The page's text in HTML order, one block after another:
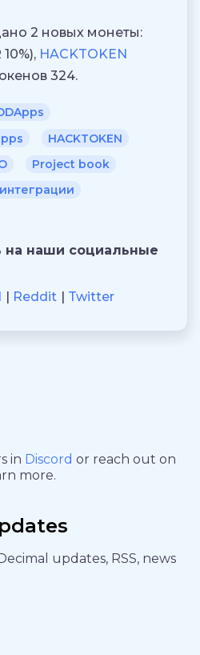
2 новых монеты:
10%), HACKTOKEN
324.
HACKTOKEN
Project book
интеграции
на наши социальные
Reddit Twitter
in Discord or reach out on
more.
updates, RSS, news